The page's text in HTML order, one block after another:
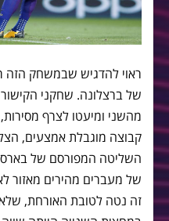
ראוי להדגיש שבמשחק הזה
של ברצלונה. שחקני
מהשני ומיעטו לצרף
קבוצה מוגבלת אמצעים,
השליטה המפורסם של
של מעברים מהירים מאזור
זה נטה לטובת האורחת, שלא